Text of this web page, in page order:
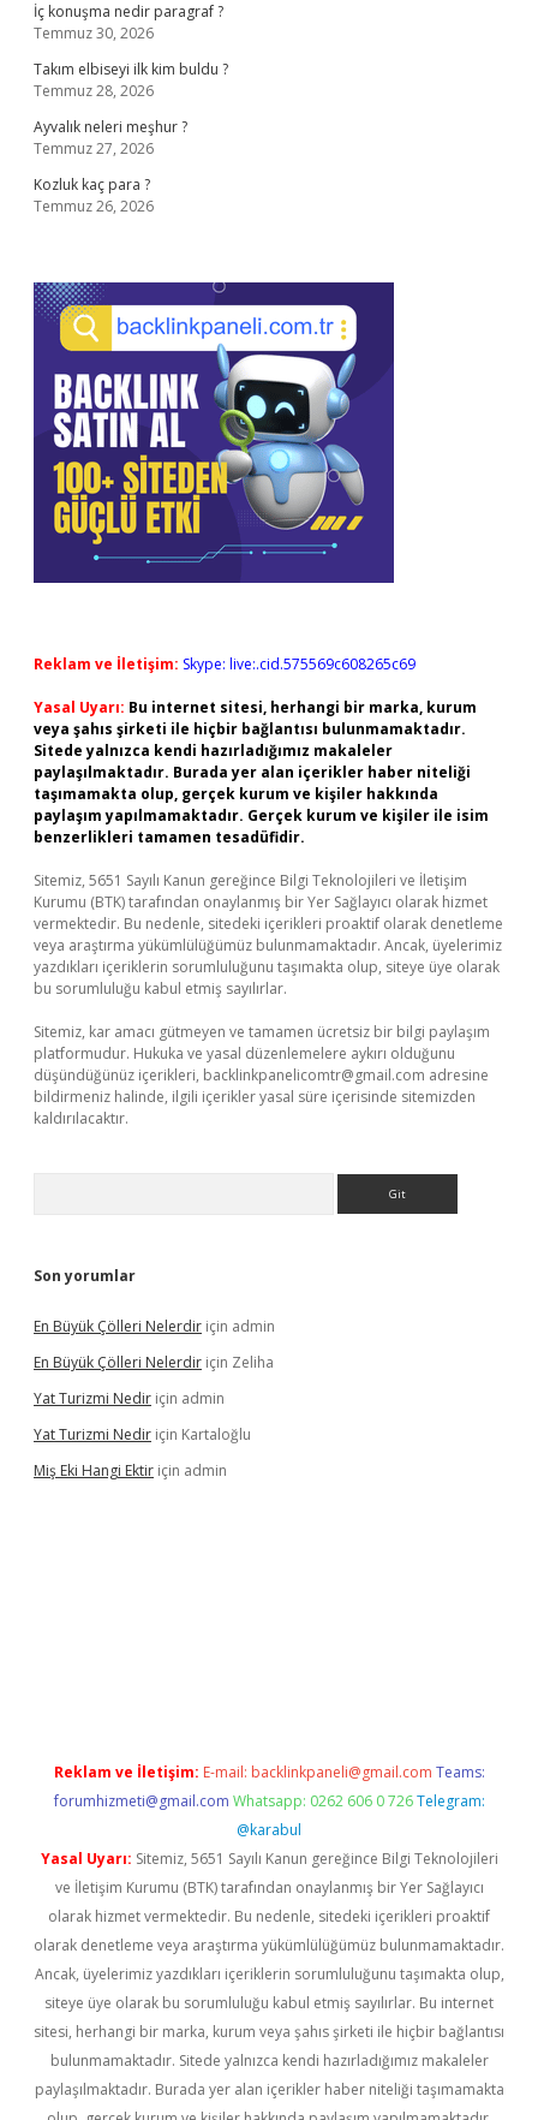
İç konuşma nedir paragraf ?
Temmuz 30, 2026
Takım elbiseyi ilk kim buldu ?
Temmuz 28, 2026
Ayvalık neleri meşhur ?
Temmuz 27, 2026
Kozluk kaç para ?
Temmuz 26, 2026
Reklam ve İletişim: Skype: live:.cid.575569c608265c69
Yasal Uyarı: Bu internet sitesi, herhangi bir marka, kurum
veya şahıs şirketi ile hiçbir bağlantısı bulunmamaktadır.
Sitede yalnızca kendi hazırladığımız makaleler
paylaşılmaktadır. Burada yer alan içerikler haber niteliği
taşımamakta olup, gerçek kurum ve kişiler hakkında
paylaşım yapılmamaktadır. Gerçek kurum ve kişiler ile isim
benzerlikleri tamamen tesadüfidir.
Sitemiz, 5651 Sayılı Kanun gereğince Bilgi Teknolojileri ve İletişim
Kurumu (BTK) tarafından onaylanmış bir Yer Sağlayıcı olarak hizmet
vermektedir. Bu nedenle, sitedeki içerikleri proaktif olarak denetleme
veya araştırma yükümlülüğümüz bulunmamaktadır. Ancak, üyelerimiz
yazdıkları içeriklerin sorumluluğunu taşımakta olup, siteye üye olarak
bu sorumluluğu kabul etmiş sayılırlar.
Sitemiz, kar amacı gütmeyen ve tamamen ücretsiz bir bilgi paylaşım
platformudur. Hukuka ve yasal düzenlemelere aykırı olduğunu
düşündüğünüz içerikleri, backlinkpanelicomtr@gmail.com adresine
bildirmeniz halinde, ilgili içerikler yasal süre içerisinde sitemizden
kaldırılacaktır.
Son yorumlar
En Büyük Çölleri Nelerdir için admin
En Büyük Çölleri Nelerdir için Zeliha
Yat Turizmi Nedir için admin
Yat Turizmi Nedir için Kartaloğlu
Miş Eki Hangi Ektir için admin
Reklam ve İletişim: E-mail: backlinkpaneli@gmail.com Teams:
forumhizmeti@gmail.com Whatsapp: 0262 606 0 726 Telegram:
@karabul
Yasal Uyarı: Sitemiz, 5651 Sayılı Kanun gereğince Bilgi Teknolojileri
ve İletişim Kurumu (BTK) tarafından onaylanmış bir Yer Sağlayıcı
olarak hizmet vermektedir. Bu nedenle, sitedeki içerikleri proaktif
olarak denetleme veya araştırma yükümlülüğümüz bulunmamaktadır.
Ancak, üyelerimiz yazdıkları içeriklerin sorumluluğunu taşımakta olup,
siteye üye olarak bu sorumluluğu kabul etmiş sayılırlar. Bu internet
sitesi, herhangi bir marka, kurum veya şahıs şirketi ile hiçbir bağlantısı
bulunmamaktadır. Sitede yalnızca kendi hazırladığımız makaleler
paylaşılmaktadır. Burada yer alan içerikler haber niteliği taşımamakta